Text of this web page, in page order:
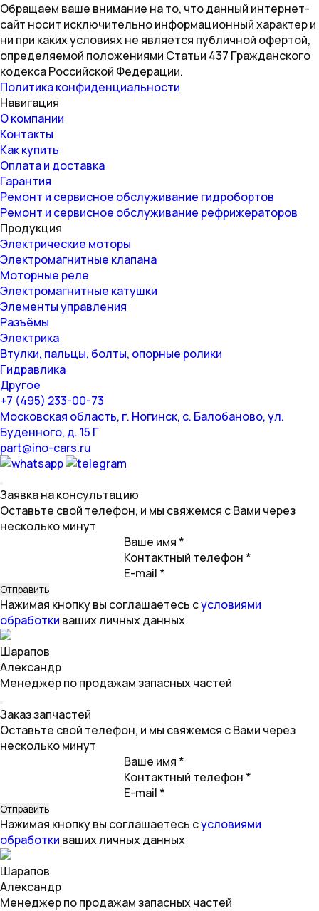
Обращаем ваше внимание на то, что данный интернет-
сайт носит исключительно информационный характер и
ни при каких условиях не является публичной офертой,
определяемой положениями Статьи 437 Гражданского
кодекса Российской Федерации.
Политика конфиденциальности
Навигация
О компании
Контакты
Как купить
Оплата и доставка
Гарантия
Ремонт и сервисное обслуживание гидробортов
Ремонт и сервисное обслуживание рефрижераторов
Продукция
Электрические моторы
Электромагнитные клапана
Моторные реле
Электромагнитные катушки
Элементы управления
Разъёмы
Электрика
Втулки, пальцы, болты, опорные ролики
Гидравлика
Другое
+7 (495) 233-00-73
Московская область, г. Ногинск, с. Балобаново, ул.
Буденного, д. 15 Г
part@ino-cars.ru
Заявка на консультацию
Оставьте свой телефон, и мы свяжемся с Вами через
несколько минут
Ваше имя *
Контактный телефон *
E-mail *
Нажимая кнопку вы соглашаетесь сусловиями
обработки ваших личных данных
Шарапов
Александр
Менеджер по продажам запасных частей
Заказ запчастей
Оставьте свой телефон, и мы свяжемся с Вами через
несколько минут
Ваше имя *
Контактный телефон *
E-mail *
Нажимая кнопку вы соглашаетесь сусловиями
обработки ваших личных данных
Шарапов
Александр
Менеджер по продажам запасных частей